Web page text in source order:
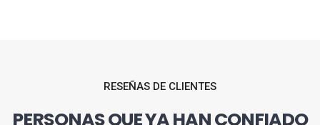
RESEÑAS DE CLIENTES
PERSONAS QUE YA HAN CONFIADO